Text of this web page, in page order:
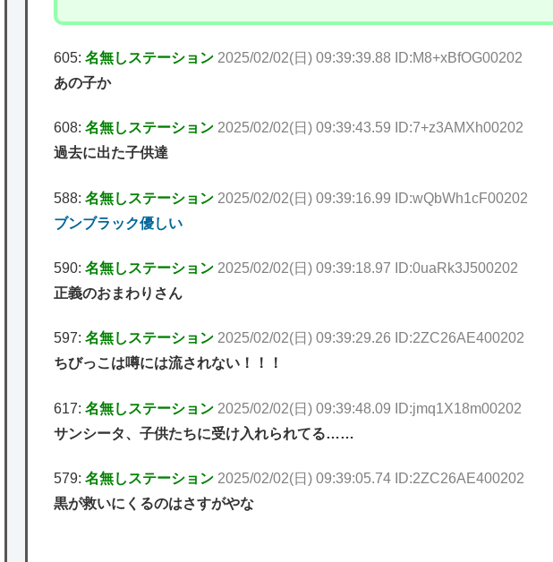
605: 名無しステーション 2025/02/02(日) 09:39:39.88 ID:M8+xBfOG00202
あの子か
608: 名無しステーション 2025/02/02(日) 09:39:43.59 ID:7+z3AMXh00202
過去に出た子供達
588: 名無しステーション 2025/02/02(日) 09:39:16.99 ID:wQbWh1cF00202
ブンブラック優しい
590: 名無しステーション 2025/02/02(日) 09:39:18.97 ID:0uaRk3J500202
正義のおまわりさん
597: 名無しステーション 2025/02/02(日) 09:39:29.26 ID:2ZC26AE400202
ちびっこは噂には流されない！！！
617: 名無しステーション 2025/02/02(日) 09:39:48.09 ID:jmq1X18m00202
サンシータ、子供たちに受け入れられてる……
579: 名無しステーション 2025/02/02(日) 09:39:05.74 ID:2ZC26AE400202
黒が救いにくるのはさすがやな